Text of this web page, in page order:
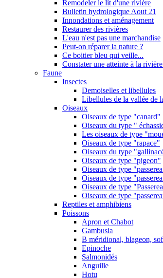
Remodeler le lit d'une rivière
Bulletin hydrologique Aout 21
Innondations et aménagement
Restaurer des rivières
L'eau n'est pas une marchandise
Peut-on réparer la nature ?
Ce boitier bleu qui veille...
Constater une atteinte à la
Faune
Insectes
Demoiselles et libellules
Libellules de la vallée de
Oiseaux
Oiseaux de type "canard"
Oiseaux du type "
Les oiseaux de type
Oiseaux de type "rapace"
Oiseaux du type
Oiseaux de type "pigeon"
Oiseaux de type
Oiseaux de type
Oiseaux de type
Oiseaux de type
Reptiles et amphibiens
Poissons
Apron et Chabot
Gambusia
B méridional, blageon,
Epinoche
Salmonidés
Anguille
Hotu